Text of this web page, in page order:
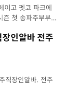
이고 펫코 파크에
즌 첫 송파주부부업
인알바 전주
인알바. 전주